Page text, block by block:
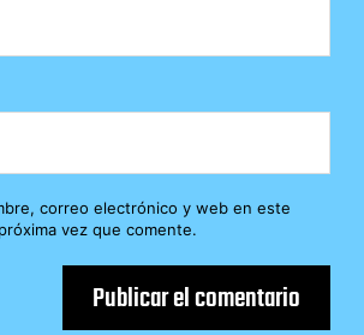
correo electrónico y web en este
vez que comente.